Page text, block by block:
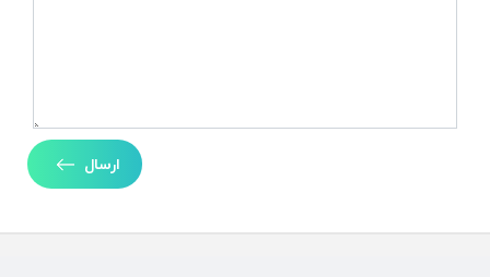
ارسال